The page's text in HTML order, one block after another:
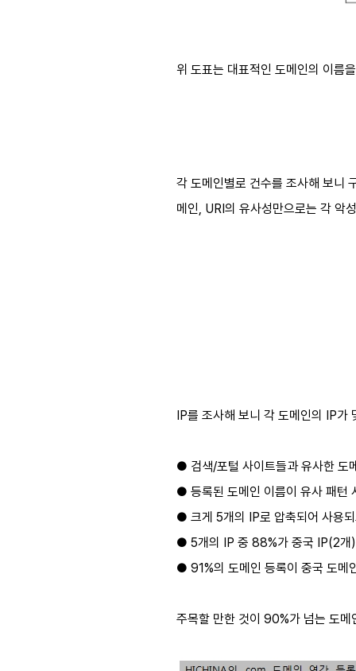
위 도표는 대표적인 도메인의 이름
각 도메인별로 건수를 조사해 보
메인, URI의 유사성만으로는 각 악
IP를 조사해 보니 각 도메인의 IP가
● 검색/포털 사이트들과 유사한 도
● 등록된 도메인 이름이 유사 패턴
● 크게 5개의 IP로 압축되어 사용
● 5개의 IP 중 88%가 중국 IP(2개
● 91%의 도메인 등록이 중국 도메
주목할 만한 것이 90%가 넘는 도